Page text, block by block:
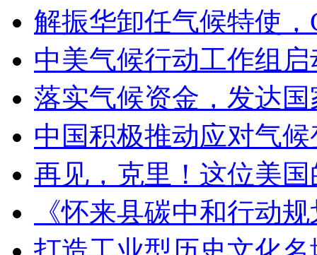
解振华卸任气候特使，
中美气候行动工作组
落实气候资金，发达
中国积极推动应对气
再见，克里！这位美
《怀来县碳中和行动